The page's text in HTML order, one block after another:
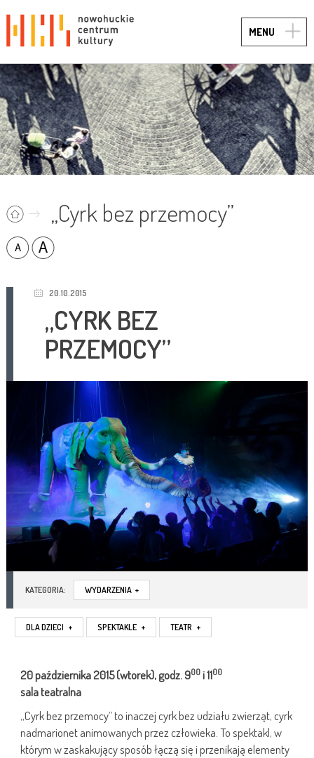
MENU
„Cyrk bez przemocy”
20.10.2015
„CYRK BEZ
PRZEMOCY”
KATEGORIA: WYDARZENIA +
DLA DZIECI + SPEKTAKLE + TEATR +
20 października 2015 (wtorek), godz. 900i 1100
sala teatralna
„Cyrk bez przemocy” to inaczej cyrk bez udziału zwierząt, cyrk
nadmarionet animowanych przez człowieka. To spektakl, w
którym w zaskakujący sposób łączą się i przenikają elementy